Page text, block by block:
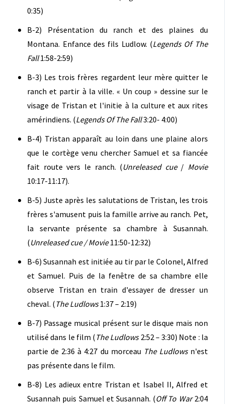
0:35)
B-2) Présentation du ranch et des plaines du
Montana. Enfance des fils Ludlow. (Legends Of The
Fall1:58-2:59)
B-3) Les trois frères regardent leur mère quitter le
ranch et partir à la ville. « Un coup » dessine sur le
visage de Tristan et l'initie à la culture et aux rites
amérindiens. (Legends Of The Fall3:20- 4:00)
B-4) Tristan apparaît au loin dans une plaine alors
que le cortège venu chercher Samuel et sa fiancée
fait route vers le ranch. (Unreleased cue/ Movie
10:17-11:17).
B-5) Juste après les salutations de Tristan, les trois
frères s'amusent puis la famille arrive au ranch. Pet,
la servante présente sa chambre à Susannah.
(Unreleased cue / Movie11:50-12:32)
B-6) Susannah est initiée au tir par le Colonel, Alfred
et Samuel. Puis de la fenêtre de sa chambre elle
observe Tristan en train d'essayer de dresser un
cheval. ( The Ludlows1:37 – 2:19)
B-7) Passage musical présent sur le disque mais non
utilisé dans le film ( The Ludlows2:52 – 3:30) Note : la
partie de 2:36 à 4:27 du morceau The Ludlowsn'est
pas présente dans le film.
B-8) Les adieux entre Tristan et Isabel II, Alfred et
Susannah puis Samuel et Susannah. (Off To War2:04